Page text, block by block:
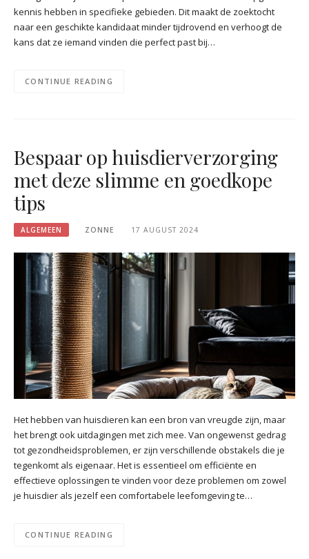
kennis hebben in specifieke gebieden. Dit maakt de zoektocht
naar een geschikte kandidaat minder tijdrovend en verhoogt de
kans dat ze iemand vinden die perfect past bij…
CONTINUE READING
Bespaar op huisdierverzorging
met deze slimme en goedkope
tips
ALGEMEEN ZONNE 17 AUGUST 2024
Het hebben van huisdieren kan een bron van vreugde zijn, maar
het brengt ook uitdagingen met zich mee. Van ongewenst gedrag
tot gezondheidsproblemen, er zijn verschillende obstakels die je
tegenkomt als eigenaar. Het is essentieel om efficiënte en
effectieve oplossingen te vinden voor deze problemen om zowel
je huisdier als jezelf een comfortabele leefomgeving te…
CONTINUE READING